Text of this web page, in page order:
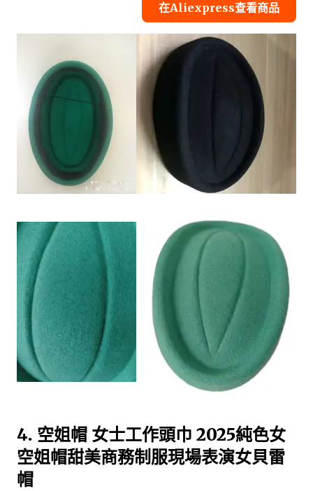
在Aliexpress查看商品
4. 空姐帽 女士工作頭巾 2025純色女
空姐帽甜美商務制服現場表演女貝雷
帽